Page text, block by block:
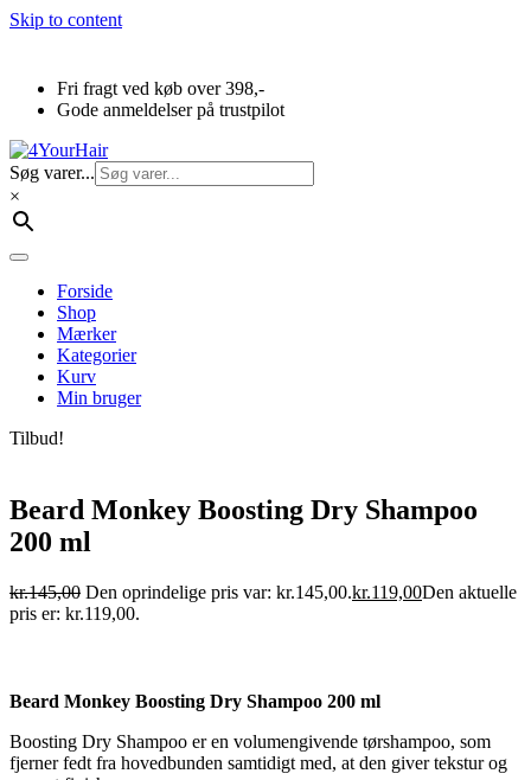
Skip to content
Fri fragt ved køb over 398,-
Gode anmeldelser på trustpilot
Søg varer...
×
Forside
Shop
Mærker
Kategorier
Kurv
Min bruger
Tilbud!
Beard Monkey Boosting Dry Shampoo
200 ml
kr.145,00 Den oprindelige pris var: kr.145,00.kr.119,00Den aktuelle
pris er: kr.119,00.
Beard Monkey Boosting Dry Shampoo 200 ml
Boosting Dry Shampoo er en volumengivende tørshampoo, som
fjerner fedt fra hovedbunden samtidigt med, at den giver tekstur og